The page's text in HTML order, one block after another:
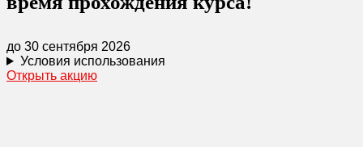
до 30 сентября 2026
Условия использования
Открыть акцию